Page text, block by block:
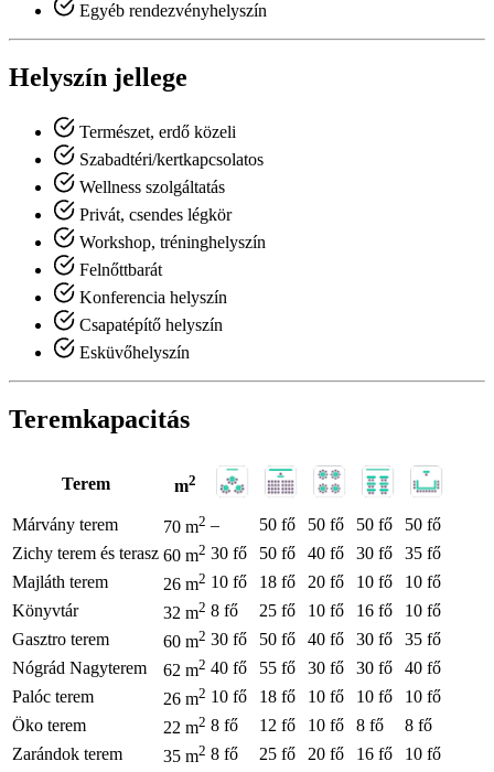
Egyéb rendezvényhelyszín
Helyszín jellege
Természet, erdő közeli
Szabadtéri/kertkapcsolatos
Wellness szolgáltatás
Privát, csendes légkör
Workshop, tréninghelyszín
Felnőttbarát
Konferencia helyszín
Csapatépítő helyszín
Esküvőhelyszín
Teremkapacitás
Terem m2
Márvány terem 70 m2 – 50 fő 50 fő 50 fő
50 fő
Zichy terem és terasz 60 m2 30 fő 50 fő 40 fő 30 fő
35 fő
Majláth terem
26 m2 10 fő 18 fő 20 fő 10 fő
10 fő
Könyvtár
32 m2 8 fő 25 fő 10 fő 16 fő
10 fő
Gasztro terem
60 m2 30 fő 50 fő 40 fő 30 fő
35 fő
Nógrád Nagyterem
62 m2 40 fő 55 fő 30 fő 30 fő
40 fő
Palóc terem
26 m2 10 fő 18 fő 10 fő 10 fő
10 fő
Öko terem
22 m2 8 fő 12 fő 10 fő 8 fő
8 fő
Zarándok terem
35 m2 8 fő 25 fő 20 fő 16 fő 10 fő